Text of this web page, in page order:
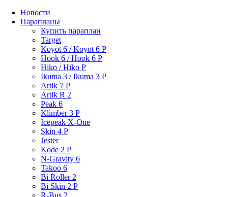
Новости
Парапланы
Купить параплан
Target
Koyot 6 / Koyot 6 P
Hook 6 / Hook 6 P
Hiko / Hiko P
Ikuma 3 / Ikuma 3 P
Artik 7 P
Artik R 2
Peak 6
Klimber 3 P
Icepeak X-One
Skin 4 P
Jester
Kode 2 P
N-Gravity 6
Takoo 6
Bi Roller 2
Bi Skin 2 P
R-Bus 2